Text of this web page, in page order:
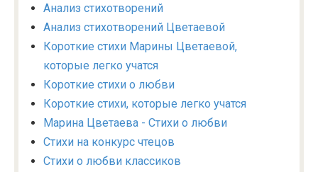
Анализ стихотворений
Анализ стихотворений Цветаевой
Короткие стихи Марины Цветаевой,
которые легко учатся
Короткие стихи о любви
Короткие стихи, которые легко учатся
Марина Цветаева - Стихи о любви
Стихи на конкурс чтецов
Стихи о любви классиков